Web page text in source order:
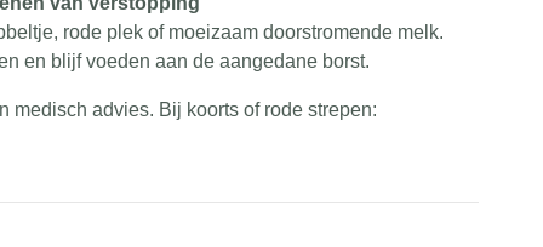
glycerine
rode plek of moeizaam doorstromende melk.
en blijf voeden aan de aangedane borst.
medisch advies. Bij koorts of rode strepen: